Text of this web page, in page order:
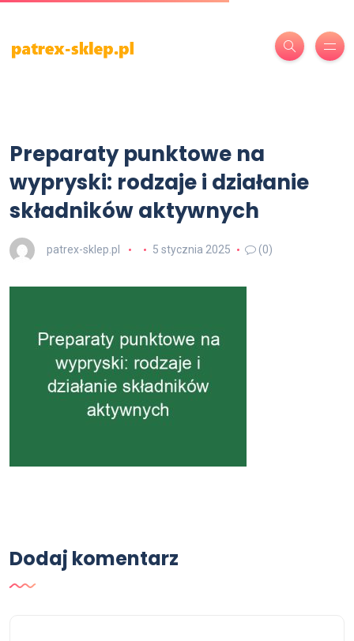
Preparaty punktowe na
wypryski: rodzaje i działanie
składników aktywnych
patrex-sklep.pl 5 stycznia 2025 (0)
Dodaj komentarz